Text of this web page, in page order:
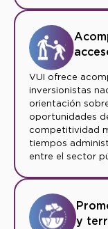
VUI ofrece
inversionistas
orientación
oportunidades
competitividad
tiempos
entre el sector
y